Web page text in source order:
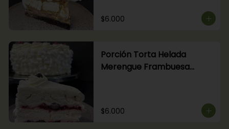
$6.000
Porción Torta Helada
Merengue Frambuesa
$6.000